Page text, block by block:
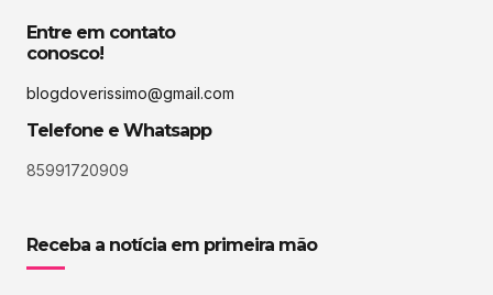
Entre em contato
conosco!
blogdoverissimo@gmail.com
Telefone e Whatsapp
85991720909
Receba a notícia em primeira mão